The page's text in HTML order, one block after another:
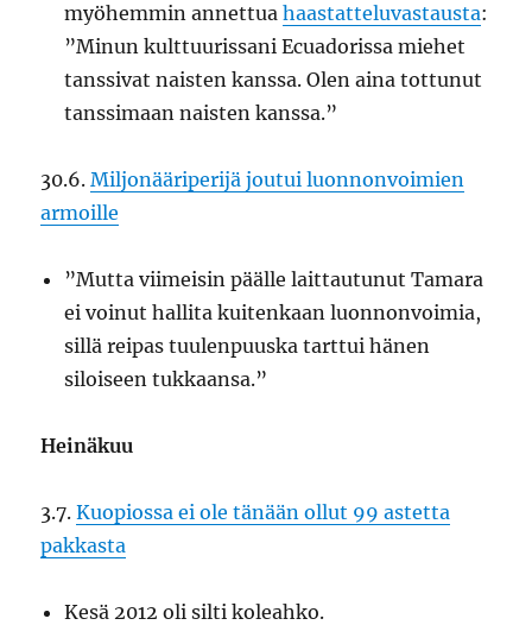
myöhemmin annettuahaastatteluvastausta:
”Minun kulttuurissani Ecuadorissa miehet
tanssivat naisten kanssa. Olen aina tottunut
tanssimaan naisten kanssa.”
30.6.Miljonääriperijä joutui luonnonvoimien
armoille
”Mutta viimeisin päälle laittautunut Tamara
ei voinut hallita kuitenkaan luonnonvoimia,
sillä reipas tuulenpuuska tarttui hänen
siloiseen tukkaansa.”
Heinäkuu
3.7.Kuopiossa ei ole tänään ollut 99 astetta
pakkasta
Kesä 2012 oli silti koleahko.